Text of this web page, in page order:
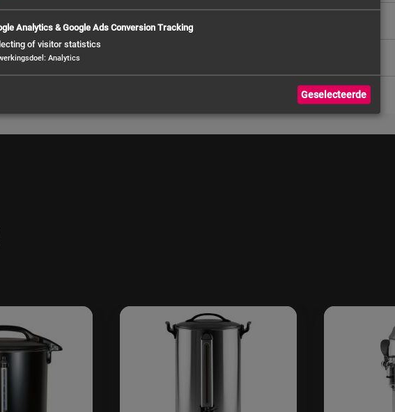
Analytics & Google Ads Conversion Tracking
of visitor statistics
: Analytics
Geselecteerde